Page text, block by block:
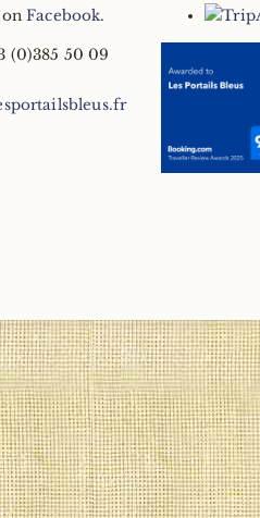
onFacebook.
(0)385 50 09